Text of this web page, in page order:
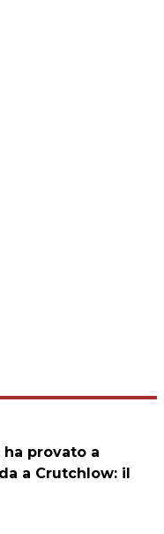
ha provato a
a Crutchlow: il